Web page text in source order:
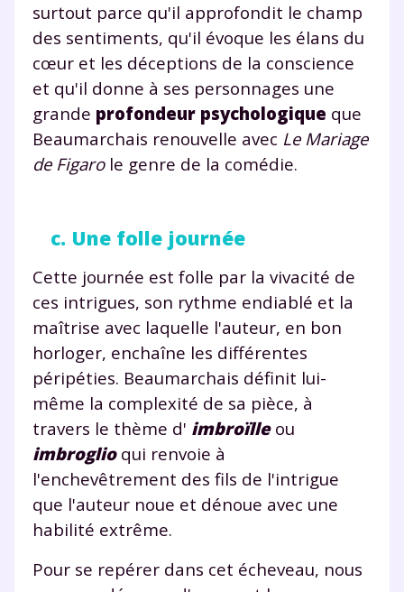
surtout parce qu'il approfondit le champ
des sentiments, qu'il évoque les élans du
cœur et les déceptions de la conscience
et qu'il donne à ses personnages une
grande profondeur psychologique que
Beaumarchais renouvelle avec Le Mariage
de Figarole genre de la comédie.
c. Une folle journée
Cette journée est folle par la vivacité de
ces intrigues, son rythme endiablé et la
maîtrise avec laquelle l'auteur, en bon
horloger, enchaîne les différentes
péripéties. Beaumarchais définit lui-
même la complexité de sa pièce, à
travers le thème d' imbroïlleou
imbroglioqui renvoie à
l'enchevêtrement des fils de l'intrigue
que l'auteur noue et dénoue avec une
habilité extrême.
Pour se repérer dans cet écheveau, nous